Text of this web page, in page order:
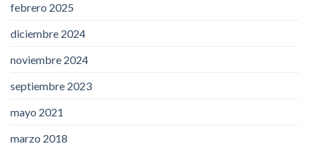
febrero 2025
diciembre 2024
noviembre 2024
septiembre 2023
mayo 2021
marzo 2018